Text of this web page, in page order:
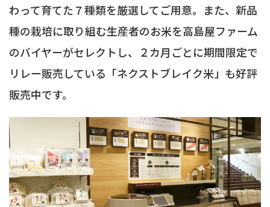
わって育てた７種類を厳選してご用意。また、新品
種の栽培に取り組む生産者のお米を高島屋ファーム
のバイヤーがセレクトし、２カ月ごとに期間限定で
リレー販売している「ネクストブレイク米」も好評
販売中です。